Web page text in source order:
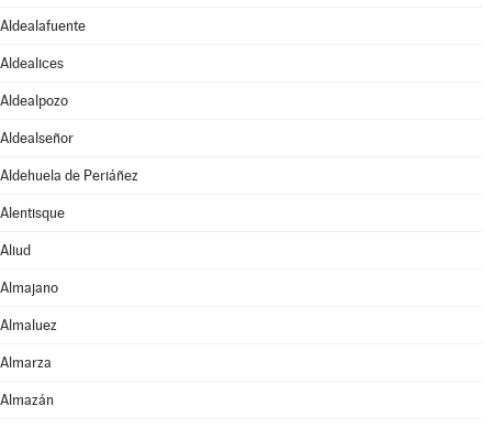
Aldealafuente
Aldealices
Aldealpozo
Aldealseñor
Aldehuela de Periáñez
Alentisque
Aliud
Almajano
Almaluez
Almarza
Almazán